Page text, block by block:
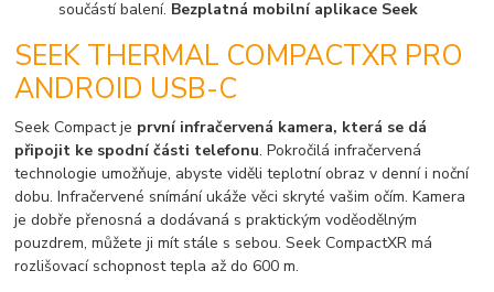
součástí balení. Bezplatná mobilní aplikace Seek
SEEK THERMAL COMPACTXR PRO
ANDROID USB-C
Seek Compact je první infračervená kamera, která se dá
připojit ke spodní části telefonu. Pokročilá infračervená
technologie umožňuje, abyste viděli teplotní obraz v denní i noční
dobu. Infračervené snímání ukáže věci skryté vašim očím. Kamera
je dobře přenosná a dodávaná s praktickým voděodělným
pouzdrem, můžete ji mít stále s sebou. Seek CompactXR má
rozlišovací schopnost tepla až do 600 m.